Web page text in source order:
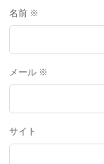
名前 ※
メール ※
サイト